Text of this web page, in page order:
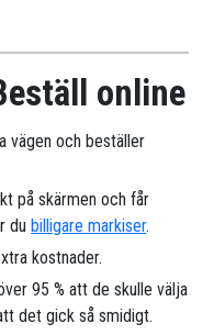
online
vägen och beställer
på skärmen och får
dubilligare markiser.
kostnader.
95 % att de skulle välja
det gick så smidigt.